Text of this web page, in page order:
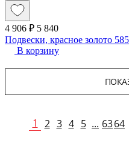
4 906 ₽ 5 840
Подвески, красное золото
В корзину
1 2 3 4 5 ... 6364